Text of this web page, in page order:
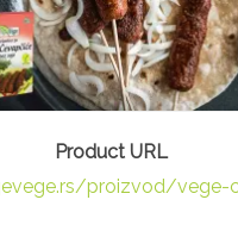
proizvod/vege-